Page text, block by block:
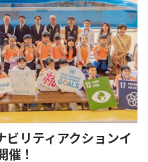
ビリティアクションイ
催！